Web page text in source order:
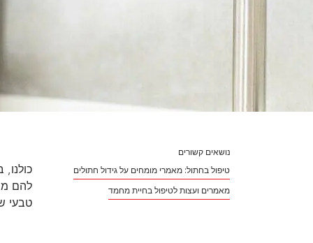
נושאים קשורים
טיפול בחתול: מאמרי מומחים על גידול חתולים
מאמרים ועצות לטיפול בחיית מחמד
להם
טבעי